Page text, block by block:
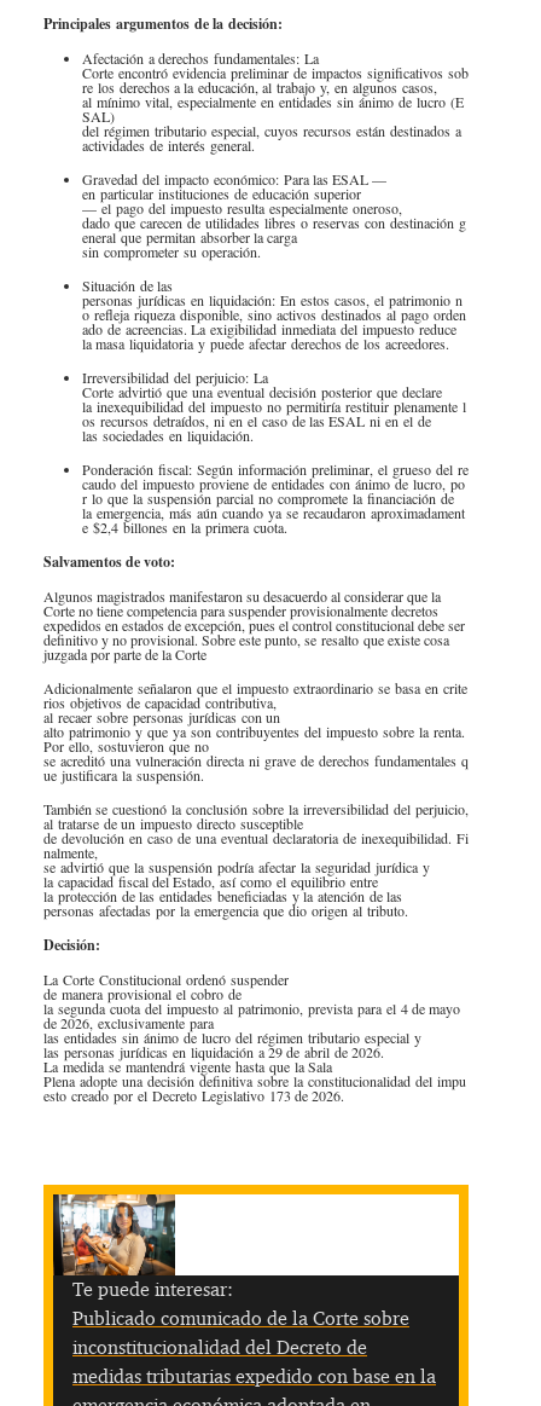
Principales argumentos de la decisión:
Afectación a derechos fundamentales: La
Corte encontró evidencia preliminar de impactos significativos sob
re los derechos a la educación, al trabajo y, en algunos casos,
al mínimo vital, especialmente en entidades sin ánimo de lucro (E
SAL)
del régimen tributario especial, cuyos recursos están destinados a
actividades de interés general.
Gravedad del impacto económico: Para las ESAL —
en particular instituciones de educación superior
— el pago del impuesto resulta especialmente oneroso,
dado que carecen de utilidades libres o reservas con destinación g
eneral que permitan absorber la carga
sin comprometer su operación.
Situación de las
personas jurídicas en liquidación: En estos casos, el patrimonio n
o refleja riqueza disponible, sino activos destinados al pago orden
ado de acreencias. La exigibilidad inmediata del impuesto reduce
la masa liquidatoria y puede afectar derechos de los acreedores.
Irreversibilidad del perjuicio: La
Corte advirtió que una eventual decisión posterior que declare
la inexequibilidad del impuesto no permitiría restituir plenamente l
os recursos detraídos, ni en el caso de las ESAL ni en el de
las sociedades en liquidación.
Ponderación fiscal: Según información preliminar, el grueso del re
caudo del impuesto proviene de entidades con ánimo de lucro, po
r lo que la suspensión parcial no compromete la financiación de
la emergencia, más aún cuando ya se recaudaron aproximadament
e $2,4 billones en la primera cuota.
Salvamentos de voto:
Algunos magistrados manifestaron su desacuerdo al considerar que la
Corte no tiene competencia para suspender provisionalmente decretos
expedidos en estados de excepción, pues el control constitucional debe ser
definitivo y no provisional. Sobre este punto, se resalto que existe cosa
juzgada por parte de la Corte
Adicionalmente señalaron que el impuesto extraordinario se basa en crite
rios objetivos de capacidad contributiva,
al recaer sobre personas jurídicas con un
alto patrimonio y que ya son contribuyentes del impuesto sobre la renta.
Por ello, sostuvieron que no
se acreditó una vulneración directa ni grave de derechos fundamentales q
ue justificara la suspensión.
También se cuestionó la conclusión sobre la irreversibilidad del perjuicio,
al tratarse de un impuesto directo susceptible
de devolución en caso de una eventual declaratoria de inexequibilidad. Fi
nalmente,
se advirtió que la suspensión podría afectar la seguridad jurídica y
la capacidad fiscal del Estado, así como el equilibrio entre
la protección de las entidades beneficiadas y la atención de las
personas afectadas por la emergencia que dio origen al tributo.
Decisión:
La Corte Constitucional ordenó suspender
de manera provisional el cobro de
la segunda cuota del impuesto al patrimonio, prevista para el 4 de mayo
de 2026, exclusivamente para
las entidades sin ánimo de lucro del régimen tributario especial y
las personas jurídicas en liquidación a 29 de abril de 2026.
La medida se mantendrá vigente hasta que la Sala
Plena adopte una decisión definitiva sobre la constitucionalidad del impu
esto creado por el Decreto Legislativo 173 de 2026.
Te puede interesar:
Publicado comunicado de la Corte sobre
inconstitucionalidad del Decreto de
medidas tributarias expedido con base en la